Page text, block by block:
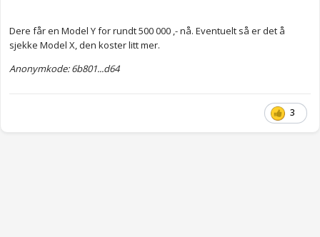
bruke så mye på bil. Har ingen problem med å kjøpe brukt heller.
Barn og bil er et nytt territorie for oss, er det noen som har noen
gode forslag? Vi planlegger å begynne å sette av penger til dette
Dere får en Model Y for rundt 500 000 ,- nå. Eventuelt så er det å
sjekke Model X, den koster litt mer.
Anonymkode: 6b801...d64
3